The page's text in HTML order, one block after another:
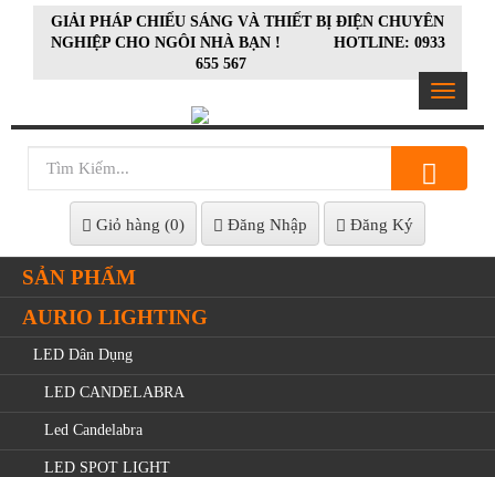
GIẢI PHÁP CHIẾU SÁNG VÀ THIẾT BỊ ĐIỆN CHUYÊN
NGHIỆP CHO NGÔI NHÀ BẠN ! HOTLINE: 0933
655 567
Toggle
Giỏ hàng (0) Đăng Nhập Đăng Ký
SẢN PHẨM
AURIO LIGHTING
LED Dân Dụng
LED CANDELABRA
Led Candelabra
LED SPOT LIGHT